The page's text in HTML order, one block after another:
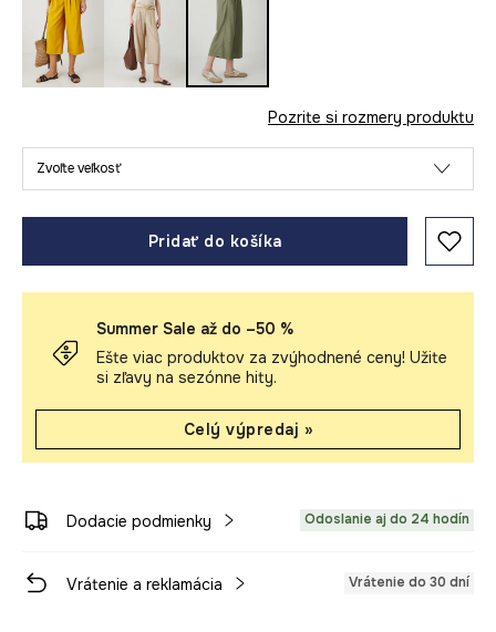
Pozrite si rozmery produktu
Zvoľte veľkosť
Pridať do košíka
Summer Sale až do –50 %
Ešte viac produktov za zvýhodnené ceny! Užite
si zľavy na sezónne hity.
Celý výpredaj »
Dodacie podmienky Odoslanie aj do 24 hodín
Vrátenie a reklamácia Vrátenie do 30 dní